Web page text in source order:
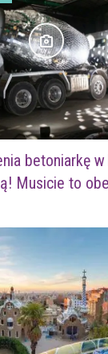
betoniarkę w
Musicie to